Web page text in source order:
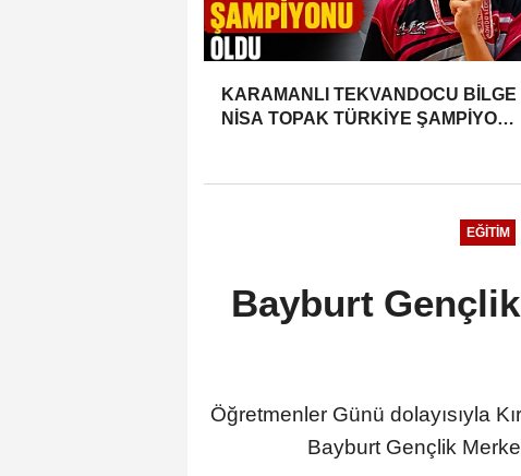
KARAMANLI TEKVANDOCU BİLGE
NİSA TOPAK TÜRKİYE ŞAMPİYONU
EĞITIM
Bayburt
Öğretmenler Günü dolayısıyla
Bayburt Gençlik